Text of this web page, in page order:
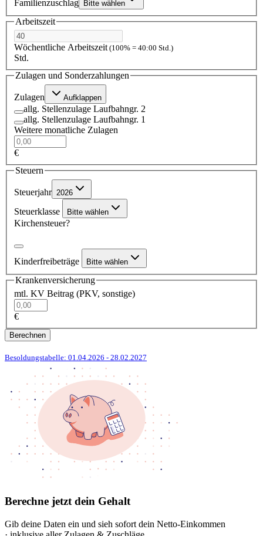
Familienzuschlag Bitte wählen
Arbeitszeit
Wöchentliche Arbeitszeit(100% = 40:00 Std.)
Std.
Zulagen und Sonderzahlungen
Zulagen Aufklappen
allg. Stellenzulage Laufbahngr. 2
allg. Stellenzulage Laufbahngr. 1
Weitere monatliche Zulagen
€
Steuern
Steuerjahr 2026
Steuerklasse Bitte wählen
Kirchensteuer?
Kinderfreibeträge Bitte wählen
Krankenversicherung
mtl. KV Beitrag (PKV, sonstige)
€
Berechnen
Besoldungstabelle: 01.04.2026 - 28.02.2027
Berechne jetzt dein Gehalt
Gib deine Daten ein und sieh sofort dein Netto-Einkommen